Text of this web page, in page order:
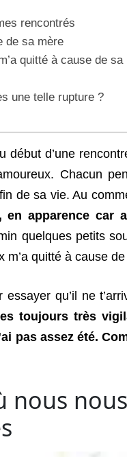
rencontrés
de sa mère
quitté à cause de sa
une telle rupture ?
d’une
Chacun
de sa vie. Au
en apparence car
quelques petits
m’a quitté à cause
qu’il ne
toujours très
pas assez été.
nous nous